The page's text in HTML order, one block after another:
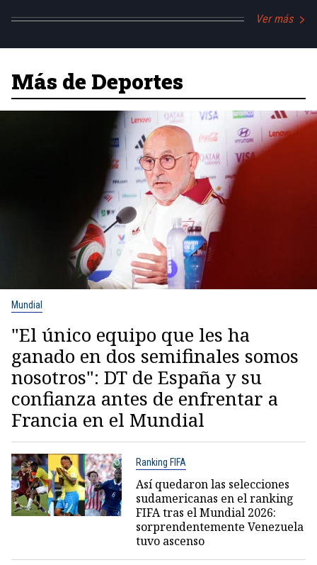
Ver más
Más de Deportes
Mundial
"El único equipo que les ha
ganado en dos semifinales somos
nosotros": DT de España y su
confianza antes de enfrentar a
Francia en el Mundial
Ranking FIFA
Así quedaron las selecciones
sudamericanas en el ranking
FIFA tras el Mundial 2026:
sorprendentemente Venezuela
tuvo ascenso